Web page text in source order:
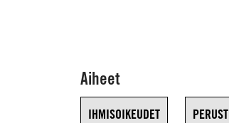
Aiheet
IHMISOIKEUDET PERUST